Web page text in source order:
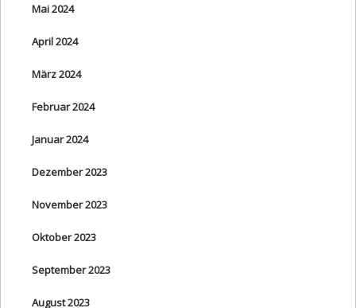
Mai 2024
April 2024
März 2024
Februar 2024
Januar 2024
Dezember 2023
November 2023
Oktober 2023
September 2023
August 2023